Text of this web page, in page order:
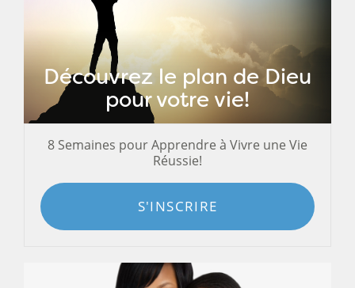
Découvrez le plan de Dieu
pour votre vie!
8 Semaines pour Apprendre à Vivre une Vie
Réussie!
S'INSCRIRE